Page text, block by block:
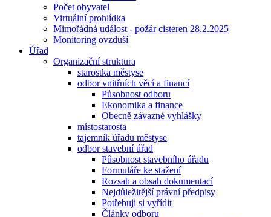
Počet obyvatel
Virtuální prohlídka
Mimořádná událost - požár cisteren 28.2.2025
Monitoring ovzduší
Úřad
Organizační struktura
starostka městyse
odbor vnitřních věcí a financí
Působnost odboru
Ekonomika a finance
Obecně závazné vyhlášky
místostarosta
tajemník úřadu městyse
odbor stavební úřad
Působnost stavebního úřadu
Formuláře ke stažení
Rozsah a obsah dokumentací
Nejdůležitější právní předpisy
Potřebuji si vyřídit
Články odboru